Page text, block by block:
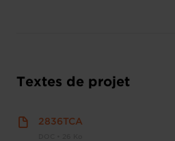
Textes de projet
2836TCA